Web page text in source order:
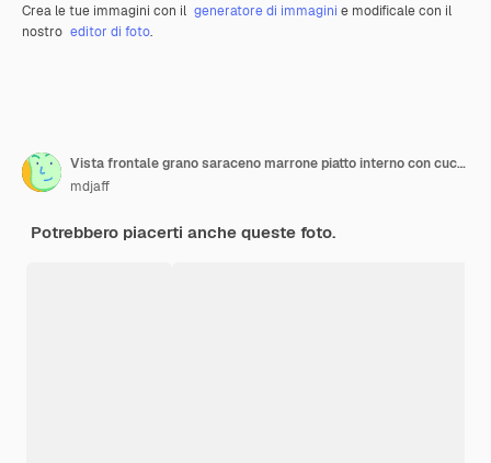
Crea le tue immagini con il generatore di immagini e modificale con il
nostro editor di foto.
Vista frontale grano saraceno marrone piatto interno con cucchiai su sfondo scuro
mdjaff
Potrebbero piacerti anche queste foto.